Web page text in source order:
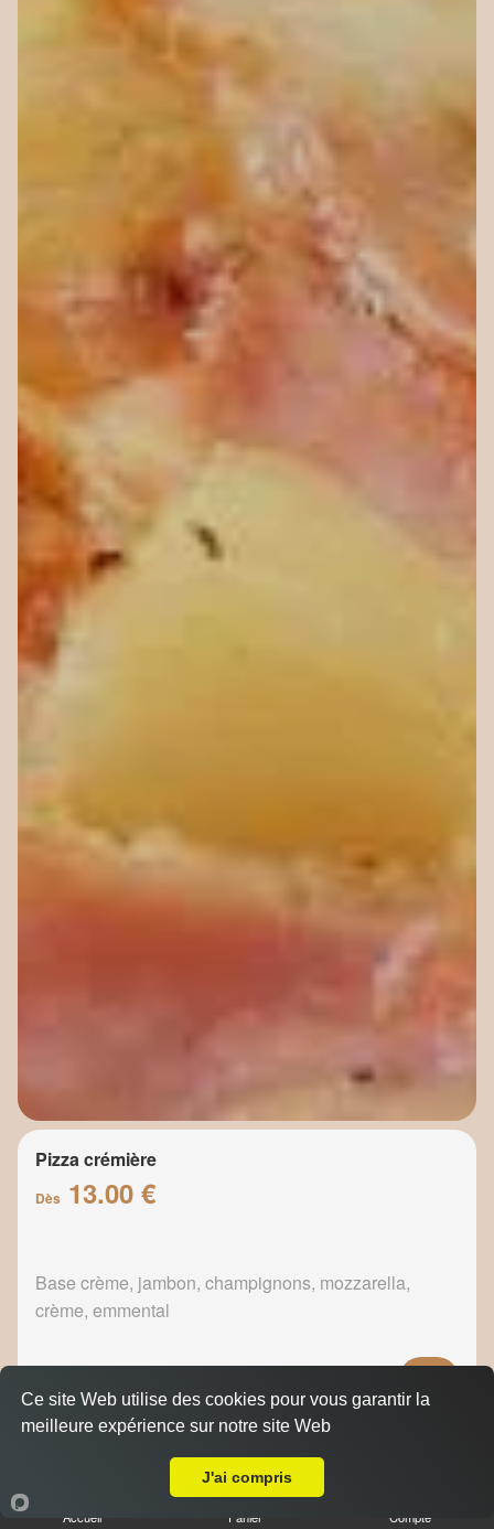
Pizza crémière
Dès 13.00 €
Base crème, jambon, champignons, mozzarella,
crème, emmental
Pizza fermière
Accueil Panier Compte
Ce site Web utilise des cookies pour vous garantir la
meilleure expérience sur notre site Web
J'ai compris